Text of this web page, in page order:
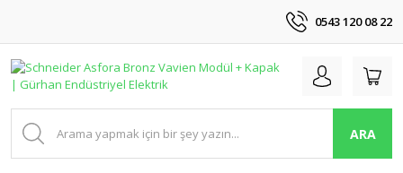
0543 120 08 22
ARA